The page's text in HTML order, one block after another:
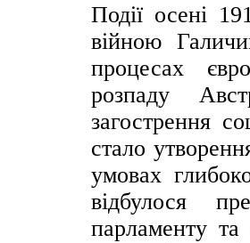
Події осені
війною
процесах
розпаду
загострення
стало
умовах
відбулося
парламенту та